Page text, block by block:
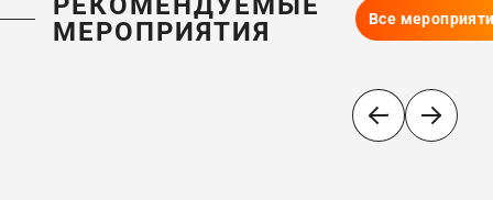
МЕРОПРИЯТИЯ
Все